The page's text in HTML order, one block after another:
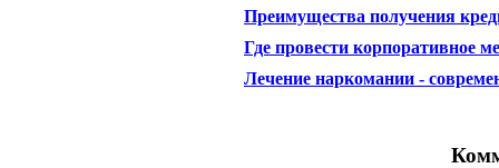
Преимущества получения
Где провести корпоративное
Лечение наркомании -